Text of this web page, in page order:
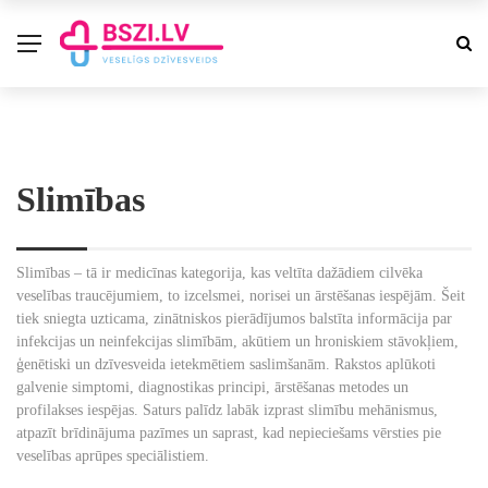
Slimības
Slimības – tā ir medicīnas kategorija, kas veltīta dažādiem cilvēka
veselības traucējumiem, to izcelsmei, norisei un ārstēšanas iespējām. Šeit
tiek sniegta uzticama, zinātniskos pierādījumos balstīta informācija par
infekcijas un neinfekcijas slimībām, akūtiem un hroniskiem stāvokļiem,
ģenētiski un dzīvesveida ietekmētiem saslimšanām. Rakstos aplūkoti
galvenie simptomi, diagnostikas principi, ārstēšanas metodes un
profilakses iespējas. Saturs palīdz labāk izprast slimību mehānismus,
atpazīt brīdinājuma pazīmes un saprast, kad nepieciešams vērsties pie
veselības aprūpes speciālistiem.